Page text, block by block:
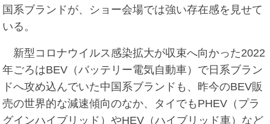
国系ブランドが、ショー会場では強い存在感を見せて
いる。
新型コロナウイルス感染拡大が収束へ向かった2022
年ごろはBEV（バッテリー電気自動車）で日系ブラン
ドへ攻め込んでいた中国系ブランドも、昨今のBEV販
売の世界的な減速傾向のなか、タイでもPHEV（プラ
グインハイブリッド）やHEV（ハイブリッド車）など